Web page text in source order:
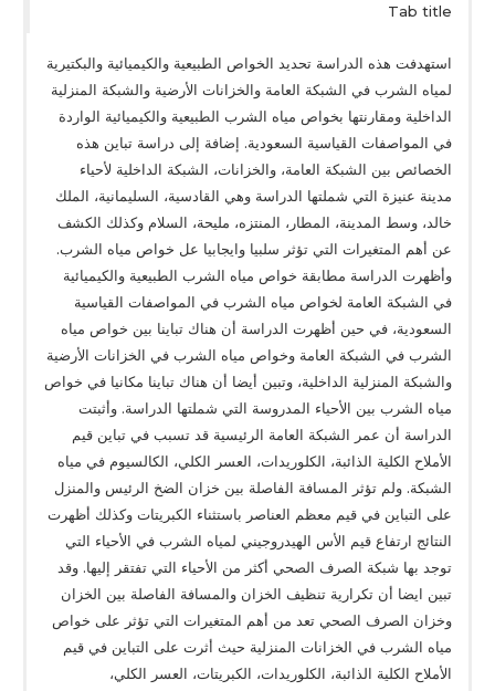
Tab title
استهدفت هذه الدراسة تحديد الخواص الطبيعية والكيميائية والبكتيرية
لمياه الشرب في الشبكة العامة والخزانات الأرضية والشبكة المنزلية
الداخلية ومقارنتها بخواص مياه الشرب الطبيعية والكيميائية الواردة
في المواصفات القياسية السعودية. إضافة إلى دراسة تباين هذه
الخصائص بين الشبكة العامة، والخزانات، الشبكة الداخلية لأحياء
مدينة عنيزة التي شملتها الدراسة وهي القادسية، السليمانية، الملك
خالد، وسط المدينة، المطار، المنتزه، مليحة، السلام وكذلك الكشف
عن أهم المتغيرات التي تؤثر سلبيا وايجابيا عل خواص مياه الشرب.
وأظهرت الدراسة مطابقة خواص مياه الشرب الطبيعية والكيميائية
في الشبكة العامة لخواص مياه الشرب في المواصفات القياسية
السعودية، في حين أظهرت الدراسة أن هناك تباينا بين خواص مياه
الشرب في الشبكة العامة وخواص مياه الشرب في الخزانات الأرضية
والشبكة المنزلية الداخلية، وتبين أيضا أن هناك تباينا مكانيا في خواص
مياه الشرب بين الأحياء المدروسة التي شملتها الدراسة. وأثبتت
الدراسة أن عمر الشبكة العامة الرئيسية قد تسبب في تباين قيم
الأملاح الكلية الذائبة، الكلوريدات، العسر الكلي، الكالسيوم في مياه
الشبكة. ولم تؤثر المسافة الفاصلة بين خزان الضخ الرئيس والمنزل
على التباين في قيم معظم العناصر باستثناء الكبريتات وكذلك أظهرت
النتائج ارتفاع قيم الأس الهيدروجيني لمياه الشرب في الأحياء التي
توجد بها شبكة الصرف الصحي أكثر من الأحياء التي تفتقر إليها. وقد
تبين ايضا أن تكرارية تنظيف الخزان والمسافة الفاصلة بين الخزان
وخزان الصرف الصحي تعد من أهم المتغيرات التي تؤثر على خواص
مياه الشرب في الخزانات المنزلية حيث أثرت على التباين في قيم
الأملاح الكلية الذائبة، الكلوريدات، الكبريتات، العسر الكلي،